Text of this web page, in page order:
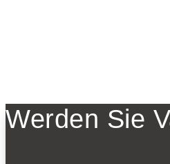
Werden Sie